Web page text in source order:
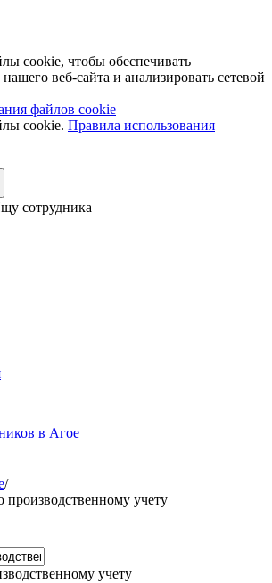
cookie, чтобы обеспечивать
веб-сайта и анализировать сетевой
файлов cookie
cookie. Правила использования
сотрудника
в Агое
/
производственному учету
учету